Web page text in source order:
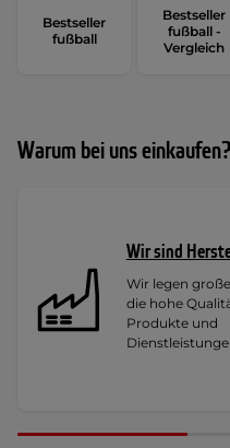
Bestseller
fußball
Bestseller
fußball -
Vergleich
Warum bei uns einkaufen?
Wir sind
Wir legen
die hohe
Produkte und